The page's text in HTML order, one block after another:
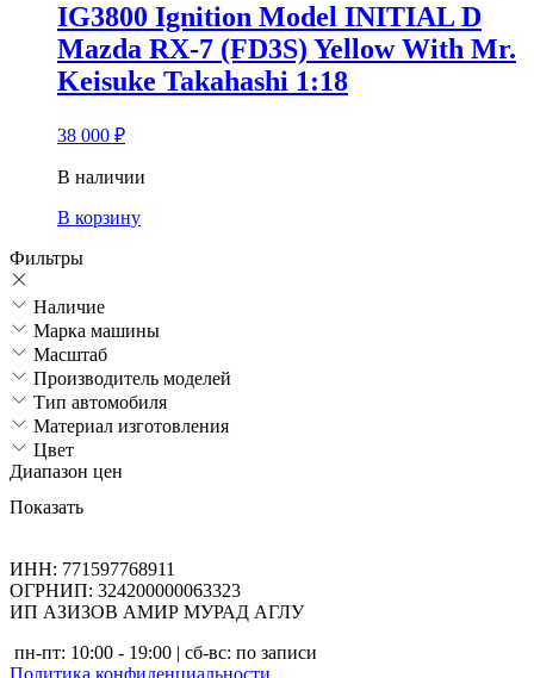
IG3800 Ignition Model INITIAL D
Mazda RX-7 (FD3S) Yellow With Mr.
Keisuke Takahashi 1:18
38 000 ₽
В наличии
В корзину
Фильтры
Наличие
Марка машины
Масштаб
Производитель моделей
Тип автомобиля
Материал изготовления
Цвет
Диапазон цен
Показать
ИНН: 771597768911
ОГРНИП: 324200000063323
ИП АЗИЗОВ АМИР МУРАД АГЛУ
пн-пт: 10:00 - 19:00 | сб-вс: по записи